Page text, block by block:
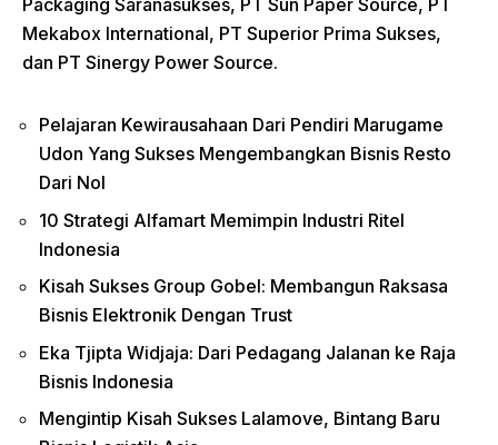
Packaging Saranasukses, PT Sun Paper Source, PT
Mekabox International, PT Superior Prima Sukses,
dan PT Sinergy Power Source.
Pelajaran Kewirausahaan Dari Pendiri Marugame
Udon Yang Sukses Mengembangkan Bisnis Resto
Dari Nol
10 Strategi Alfamart Memimpin Industri Ritel
Indonesia
Kisah Sukses Group Gobel: Membangun Raksasa
Bisnis Elektronik Dengan Trust
Eka Tjipta Widjaja: Dari Pedagang Jalanan ke Raja
Bisnis Indonesia
Mengintip Kisah Sukses Lalamove, Bintang Baru